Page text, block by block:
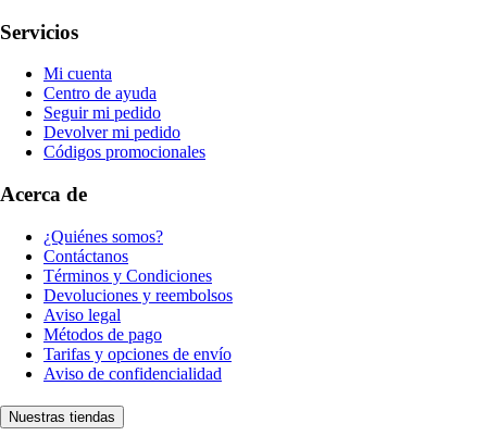
Servicios
Mi cuenta
Centro de ayuda
Seguir mi pedido
Devolver mi pedido
Códigos promocionales
Acerca de
¿Quiénes somos?
Contáctanos
Términos y Condiciones
Devoluciones y reembolsos
Aviso legal
Métodos de pago
Tarifas y opciones de envío
Aviso de confidencialidad
Nuestras tiendas